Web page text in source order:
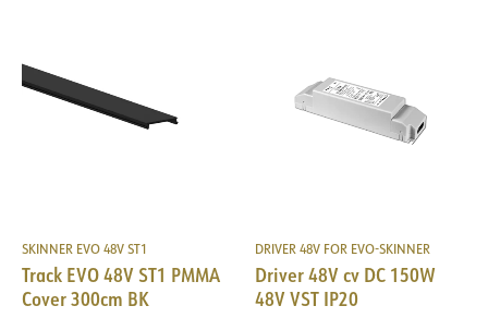
SKINNER EVO 48V ST1
Track EVO 48V ST1 PMMA
Cover 300cm BK
DRIVER 48V FOR EVO-SKINNER
Driver 48V cv DC 150W
48V VST IP20